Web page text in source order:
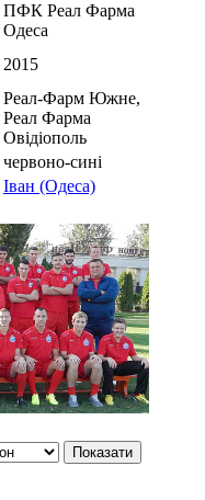
ПФК Реал Фарма
Одеса
2015
Реал-Фарм Южне,
Реал Фарма
Овідіополь
червоно-сині
Іван (Одеса)